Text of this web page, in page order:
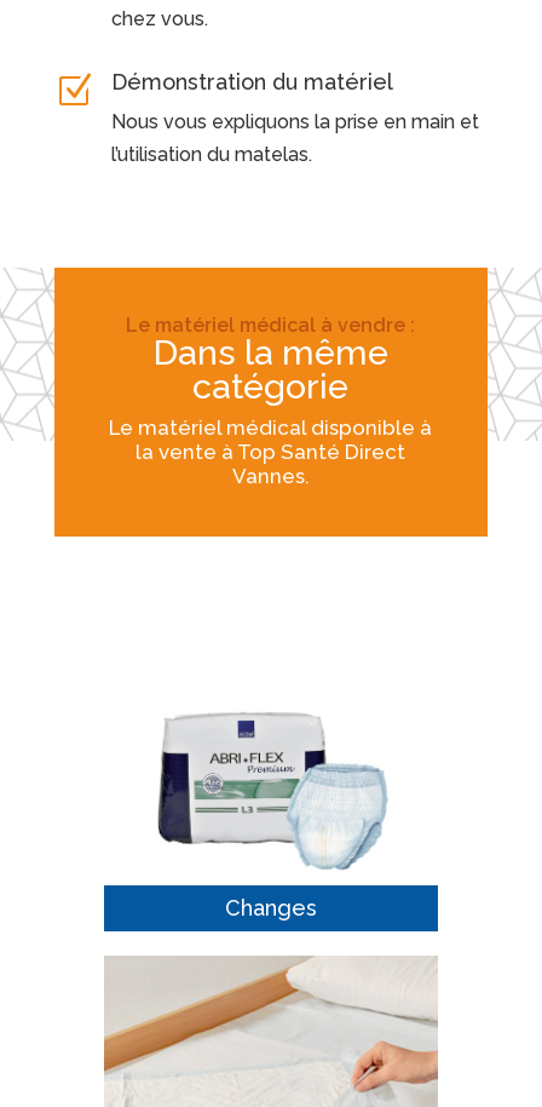
chez vous.
Z Démonstration du matériel
Nous vous expliquons la prise en main et
l’utilisation du matelas.
Le matériel médical à vendre :
Dans la même
catégorie
Le matériel médical disponible à
la vente à Top Santé Direct
Vannes.
Changes